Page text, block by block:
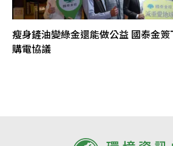
瘦身鏟油變綠金還能做公益 國泰金
購電協議